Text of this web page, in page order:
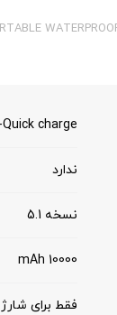
charge-
ندارد
نسخه 5.1
10000 mAh
فقط برای